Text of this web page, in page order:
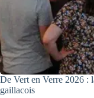
De Vert en Verre 2026 :
gaillacois